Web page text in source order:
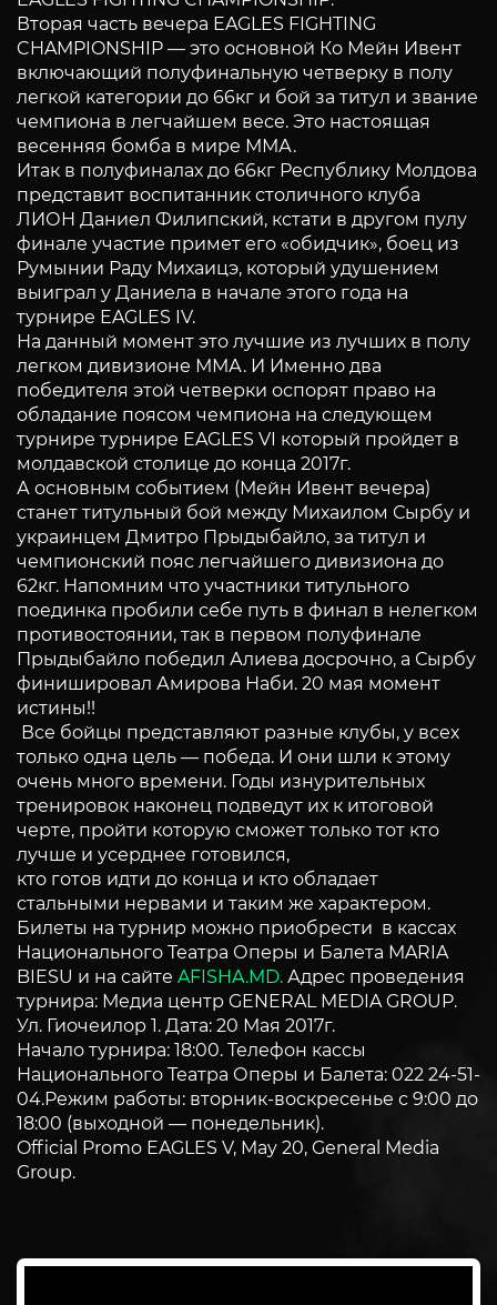
Вторая часть вечера EAGLES FIGHTING
CHAMPIONSHIP — это основной Ко Мейн Ивент
включающий полуфинальную четверку в полу
легкой категории до 66кг и бой за титул и звание
чемпиона в легчайшем весе. Это настоящая
весенняя бомба в мире ММА.
Итак в полуфиналах до 66кг Республику Молдова
представит воспитанник столичного клуба
ЛИОН Даниел Филипский, кстати в другом пулу
финале участие примет его «обидчик», боец из
Румынии Раду Михаицэ, который удушением
выиграл у Даниела в начале этого года на
турнире EAGLES IV.
На данный момент это лучшие из лучших в полу
легком дивизионе ММА. И Именно два
победителя этой четверки оспорят право на
обладание поясом чемпиона на следующем
турнире турнире EAGLES VI который пройдет в
молдавской столице до конца 2017г.
А основным событием (Мейн Ивент вечера)
станет титульный бой между Михаилом Сырбу и
украинцем Дмитро Прыдыбайло, за титул и
чемпионский пояс легчайшего дивизиона до
62кг. Напомним что участники титульного
поединка пробили себе путь в финал в нелегком
противостоянии, так в первом полуфинале
Прыдыбайло победил Алиева досрочно, а Сырбу
финишировал Амирова Наби. 20 мая момент
истины!!
Все бойцы представляют разные клубы, у всех
только одна цель — победа. И они шли к этому
очень много времени. Годы изнурительных
тренировок наконец подведут их к итоговой
черте, пройти которую сможет только тот кто
лучше и усерднее готовился,
кто готов идти до конца и кто обладает
стальными нервами и таким же характером.
Билеты на турнир можно приобрести в кассах
Национального Театра Оперы и Балета MARIA
BIESU и на сайте AFISHA.MD. Адрес проведения
турнира: Медиа центр GENERAL MEDIA GROUP.
Ул. Гиочеилор 1. Дата: 20 Мая 2017г.
Начало турнира: 18:00. Телефон кассы
Национального Театра Оперы и Балета: 022 24-51-
04.Режим работы: вторник-воскресенье с 9:00 до
18:00 (выходной — понедельник).
Official Promo EAGLES V, May 20, General Media
Group.